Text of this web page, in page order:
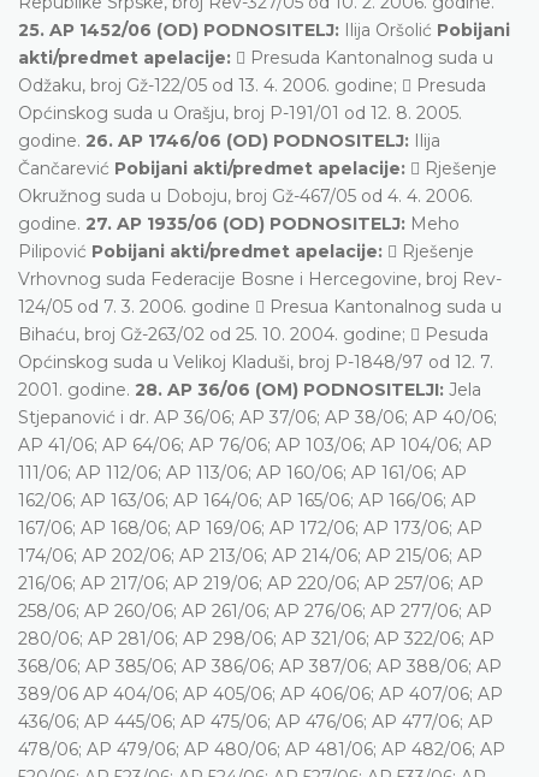
25. AP 1452/06 (OD) PODNOSITELJ: Ilija Oršolić Pobijani
akti/predmet apelacije:  Presuda Kantonalnog suda u
Odžaku, broj Gž-122/05 od 13. 4. 2006. godine;  Presuda
Općinskog suda u Orašju, broj P-191/01 od 12. 8. 2005.
godine. 26. AP 1746/06 (OD) PODNOSITELJ: Ilija
Čančarević Pobijani akti/predmet apelacije:  Rješenje
Okružnog suda u Doboju, broj Gž-467/05 od 4. 4. 2006.
godine. 27. AP 1935/06 (OD) PODNOSITELJ: Meho
Pilipović Pobijani akti/predmet apelacije:  Rješenje
Vrhovnog suda Federacije Bosne i Hercegovine, broj Rev-
124/05 od 7. 3. 2006. godine  Presua Kantonalnog suda u
Bihaću, broj Gž-263/02 od 25. 10. 2004. godine;  Pesuda
Općinskog suda u Velikoj Kladuši, broj P-1848/97 od 12. 7.
2001. godine. 28. AP 36/06 (OM) PODNOSITELJI: Jela
Stjepanović i dr. AP 36/06; AP 37/06; AP 38/06; AP 40/06;
AP 41/06; AP 64/06; AP 76/06; AP 103/06; AP 104/06; AP
111/06; AP 112/06; AP 113/06; AP 160/06; AP 161/06; AP
162/06; AP 163/06; AP 164/06; AP 165/06; AP 166/06; AP
167/06; AP 168/06; AP 169/06; AP 172/06; AP 173/06; AP
174/06; AP 202/06; AP 213/06; AP 214/06; AP 215/06; AP
216/06; AP 217/06; AP 219/06; AP 220/06; AP 257/06; AP
258/06; AP 260/06; AP 261/06; AP 276/06; AP 277/06; AP
280/06; AP 281/06; AP 298/06; AP 321/06; AP 322/06; AP
368/06; AP 385/06; AP 386/06; AP 387/06; AP 388/06; AP
389/06 AP 404/06; AP 405/06; AP 406/06; AP 407/06; AP
436/06; AP 445/06; AP 475/06; AP 476/06; AP 477/06; AP
478/06; AP 479/06; AP 480/06; AP 481/06; AP 482/06; AP